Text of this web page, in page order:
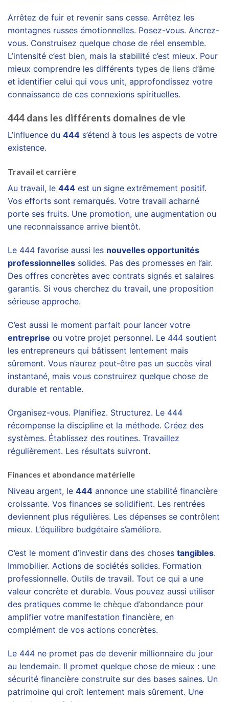
Arrêtez de fuir et revenir sans cesse. Arrêtez les
montagnes russes émotionnelles. Posez-vous. Ancrez-
vous. Construisez quelque chose de réel ensemble.
L’intensité c’est bien, mais la stabilité c’est mieux. Pour
mieux comprendre les différents types de liens d’âme
et identifier celui qui vous unit, approfondissez votre
connaissance de ces connexions spirituelles.
444 dans les différents domaines de vie
L’influence du 444 s’étend à tous les aspects de votre
existence.
Travail et carrière
Au travail, le 444 est un signe extrêmement positif.
Vos efforts sont remarqués. Votre travail acharné
porte ses fruits. Une promotion, une augmentation ou
une reconnaissance arrive bientôt.
Le 444 favorise aussi les nouvelles opportunités
professionnelles solides. Pas des promesses en l’air.
Des offres concrètes avec contrats signés et salaires
garantis. Si vous cherchez du travail, une proposition
sérieuse approche.
C’est aussi le moment parfait pour lancer votre
entreprise ou votre projet personnel. Le 444 soutient
les entrepreneurs qui bâtissent lentement mais
sûrement. Vous n’aurez peut-être pas un succès viral
instantané, mais vous construirez quelque chose de
durable et rentable.
Organisez-vous. Planifiez. Structurez. Le 444
récompense la discipline et la méthode. Créez des
systèmes. Établissez des routines. Travaillez
régulièrement. Les résultats suivront.
Finances et abondance matérielle
Niveau argent, le 444 annonce une stabilité financière
croissante. Vos finances se solidifient. Les rentrées
deviennent plus régulières. Les dépenses se contrôlent
mieux. L’équilibre budgétaire s’améliore.
C’est le moment d’investir dans des choses tangibles.
Immobilier. Actions de sociétés solides. Formation
professionnelle. Outils de travail. Tout ce qui a une
valeur concrète et durable. Vous pouvez aussi utiliser
des pratiques comme le chèque d’abondance pour
amplifier votre manifestation financière, en
complément de vos actions concrètes.
Le 444 ne promet pas de devenir millionnaire du jour
au lendemain. Il promet quelque chose de mieux : une
sécurité financière construite sur des bases saines. Un
patrimoine qui croît lentement mais sûrement. Une